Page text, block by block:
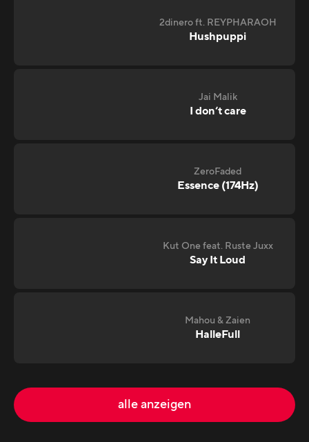
2dinero ft. REYPHARAOH
Hushpuppi
Jai Malik
I don‘t care
ZeroFaded
Essence (174Hz)
Kut One feat. Ruste Juxx
Say It Loud
Mahou & Zaien
HalleFull
alle anzeigen